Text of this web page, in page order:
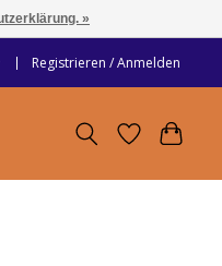
Registrieren / Anmelden
»